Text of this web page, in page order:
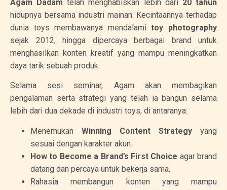
Agam Dadam telah menghabiskan lebih dari 20 tahun
hidupnya bersama industri mainan. Kecintaannya terhadap
dunia toys membawanya mendalamitoy photography
sejak 2012, hingga dipercaya berbagai brand untuk
menghasilkan konten kreatif yang mampu meningkatkan
daya tarik sebuah produk.
Selama sesi seminar, Agam akan membagikan
pengalaman serta strategi yang telah ia bangun selama
lebih dari dua dekade di industri toys, di antaranya:
Menemukan Winning Content Strategy yang
sesuai dengan karakter akun.
How to Become a Brand’s First Choice agar brand
datang dan percaya untuk bekerja sama.
Rahasia membangun konten yang mampu